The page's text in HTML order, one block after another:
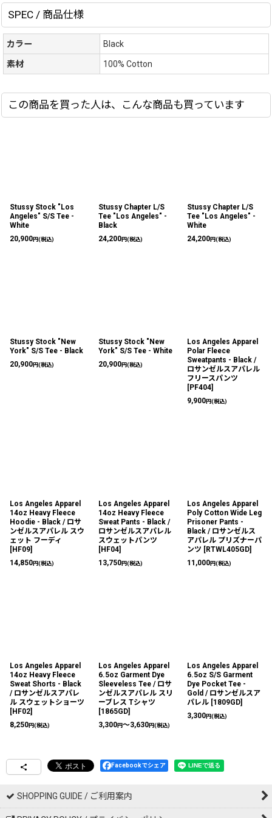
SPEC / 商品仕様
カラー Black
素材 100% Cotton
この商品を買った人は、こんな商品も買っています
Stussy Stock "Los
Angeles" S/S Tee -
White
20,900円(税込)
Stussy Chapter L/S
Tee "Los Angeles" -
Black
24,200円(税込)
Stussy Chapter L/S
Tee "Los Angeles" -
White
24,200円(税込)
Stussy Stock "New
York" S/S Tee - Black
20,900円(税込)
Stussy Stock "New
York" S/S Tee - White
20,900円(税込)
Los Angeles Apparel
Polar Fleece
Sweatpants - Black /
ロサンゼルスアパレル
フリースパンツ
[PF404]
9,900円(税込)
Los Angeles Apparel
14oz Heavy Fleece
Hoodie - Black / ロサ
ンゼルスアパレル スウ
ェット フーディ
[HF09]
14,850円(税込)
Los Angeles Apparel
14oz Heavy Fleece
Sweat Pants - Black /
ロサンゼルスアパレル
スウェットパンツ
[HF04]
13,750円(税込)
Los Angeles Apparel
Poly Cotton Wide Leg
Prisoner Pants -
Black / ロサンゼルス
アパレル プリズナーパ
ンツ [RTWL405GD]
11,000円(税込)
Los Angeles Apparel
14oz Heavy Fleece
Sweat Shorts - Black
/ ロサンゼルスアパレ
ル スウェットショーツ
[HF02]
8,250円(税込)
Los Angeles Apparel
6.5oz Garment Dye
Sleeveless Tee / ロサ
ンゼルスアパレル スリ
ーブレス Tシャツ
[1865GD]
3,300円～3,630円(税込)
Los Angeles Apparel
6.5oz S/S Garment
Dye Pocket Tee -
Gold / ロサンゼルスア
パレル [1809GD]
3,300円(税込)
Facebookでシェア
SHOPPING GUIDE / ご利用案内